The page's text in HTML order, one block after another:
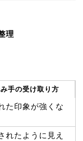
理
手の受け取り方
た印象が強くな
れたように見え